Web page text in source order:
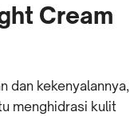
Cream
dan kekenyalannya,
menghidrasi kulit